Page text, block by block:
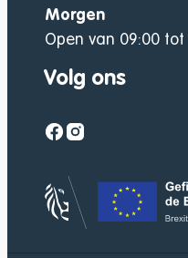
Morgen
Open van 09:00 tot
Volg ons
Facebook
Instagram